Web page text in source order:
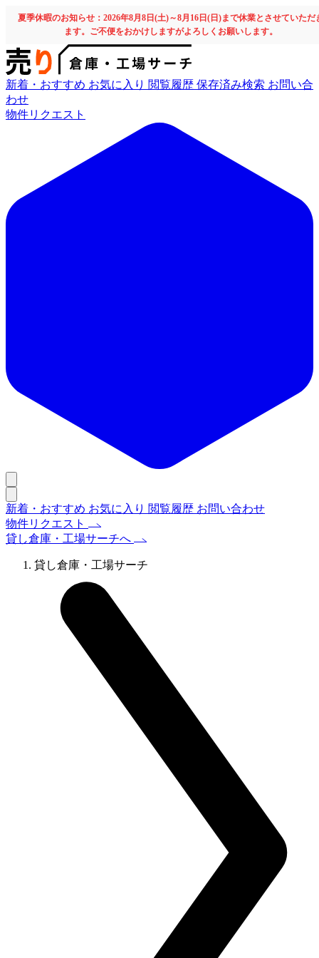
夏季休暇のお知らせ：2026年8月8日(土)～8月16日(日)まで休業とさせていただ
ます。ご不便をおかけしますがよろしくお願いします。
新着・おすすめ お気に入り 閲覧履歴 保存済み検索 お問い合
わせ
物件リクエスト
新着・おすすめ お気に入り 閲覧履歴 お問い合わせ
物件リクエスト
貸し倉庫・工場サーチへ
貸し倉庫・工場サーチ